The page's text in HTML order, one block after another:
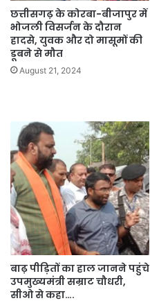
छत्तीसगढ़ के कोरबा-बीजापुर में
भोजली विसर्जन के दौरान
हादसे, युवक और दो मासूमों की
डूबने से मौत
August 21, 2024
बाढ़ पीड़ितों का हाल जानने पहुंचे
उपमुख्यमंत्री सम्राट चौधरी,
सीओ से कहा….